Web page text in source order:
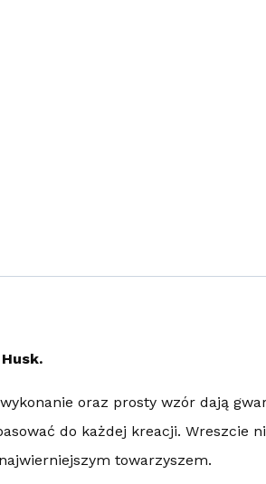
oraz prosty wzór dają
do każdej kreacji. Wreszcie
towarzyszem.